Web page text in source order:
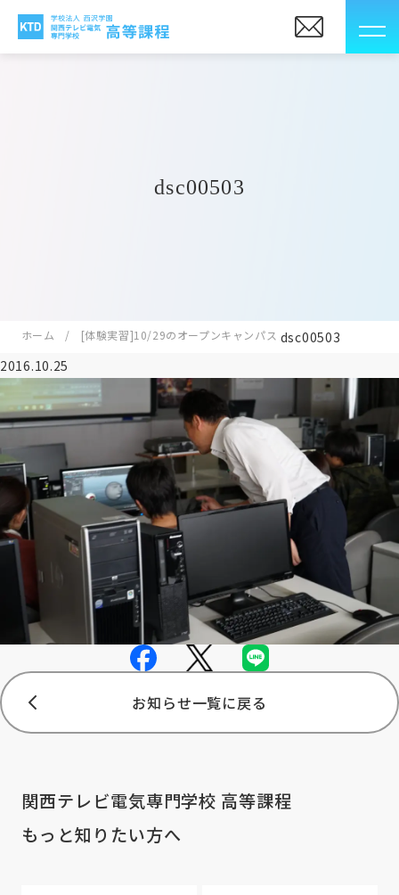
dsc00503
ホーム [体験実習]10/29のオープンキャンパス dsc00503
2016.10.25
お知らせ一覧に戻る
関西テレビ電気専門学校 高等課程
もっと知りたい方へ